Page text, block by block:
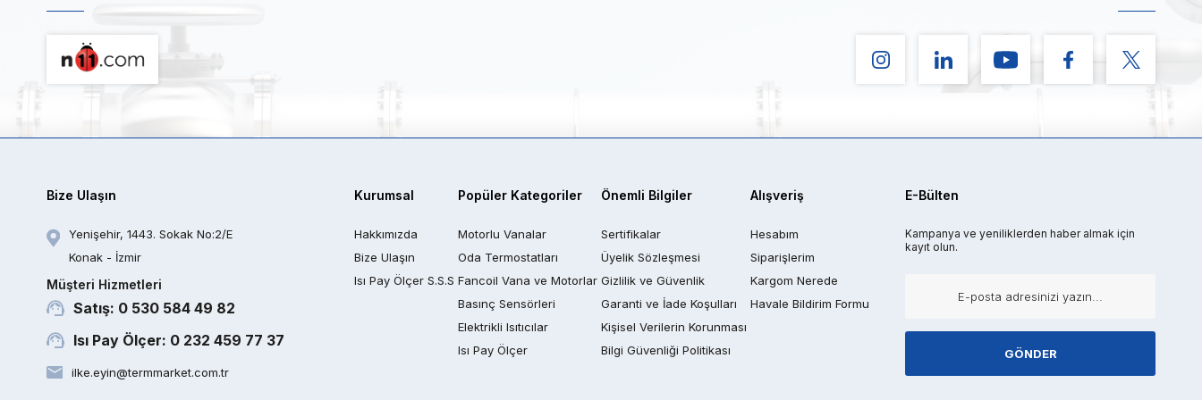
Bize Ulaşın
Yenişehir, 1443. Sokak No:2/E
Konak - İzmir
Müşteri Hizmetleri
Satış: 0 530 584 49 82
Isı Pay Ölçer: 0 232 459 77 37
ilke.eyin@termmarket.com.tr
Kurumsal
Hakkımızda
Bize Ulaşın
Isı Pay Ölçer S.S.S
Popüler Kategoriler
Motorlu Vanalar
Oda Termostatları
Fancoil Vana ve Motorlar
Basınç Sensörleri
Elektrikli Isıtıcılar
Isı Pay Ölçer
Önemli Bilgiler
Sertifikalar
Üyelik Sözleşmesi
Gizlilik ve Güvenlik
Garanti ve İade Koşulları
Kişisel Verilerin Korunması
Bilgi Güvenliği Politikası
Alışveriş
Hesabım
Siparişlerim
Kargom Nerede
Havale Bildirim Formu
E-Bülten
Kampanya ve yeniliklerden haber almak için
kayıt olun.
GÖNDER